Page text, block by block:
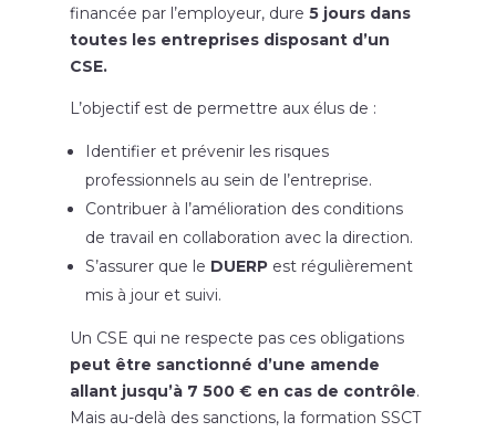
financée par l’employeur, dure 5 jours dans
toutes les entreprises disposant d’un
CSE.
L’objectif est de permettre aux élus de :
Identifier et prévenir les risques
professionnels au sein de l’entreprise.
Contribuer à l’amélioration des conditions
de travail en collaboration avec la direction.
S’assurer que le DUERPest régulièrement
mis à jour et suivi.
Un CSE qui ne respecte pas ces obligations
peut être sanctionné d’une amende
allant jusqu’à 7 500 € en cas de contrôle.
Mais au-delà des sanctions, la formation SSCT